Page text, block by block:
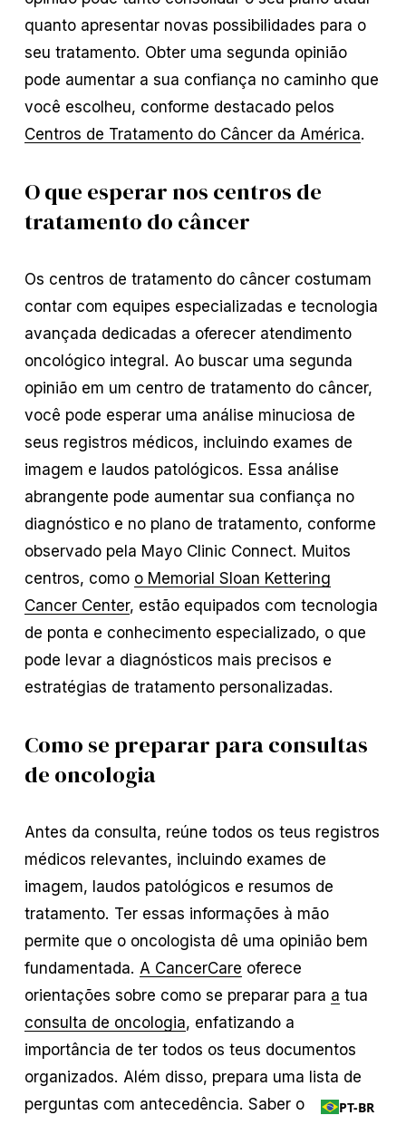
quanto apresentar novas possibilidades para o
seu tratamento. Obter uma segunda opinião
pode aumentar a sua confiança no caminho que
você escolheu, conforme destacado pelos
Centros de Tratamento do Câncer da América.
O que esperar nos centros de
tratamento do câncer
Os centros de tratamento do câncer costumam
contar com equipes especializadas e tecnologia
avançada dedicadas a oferecer atendimento
oncológico integral. Ao buscar uma segunda
opinião em um centro de tratamento do câncer,
você pode esperar uma análise minuciosa de
seus registros médicos, incluindo exames de
imagem e laudos patológicos. Essa análise
abrangente pode aumentar sua confiança no
diagnóstico e no plano de tratamento, conforme
observado pela Mayo Clinic Connect. Muitos
centros, como o Memorial Sloan Kettering
Cancer Center, estão equipados com tecnologia
de ponta e conhecimento especializado, o que
pode levar a diagnósticos mais precisos e
estratégias de tratamento personalizadas.
Como se preparar para consultas
de oncologia
Antes da consulta, reúne todos os teus registros
médicos relevantes, incluindo exames de
imagem, laudos patológicos e resumos de
tratamento. Ter essas informações à mão
permite que o oncologista dê uma opinião bem
fundamentada. A CancerCare oferece
orientações sobre como se preparar para a tua
consulta de oncologia, enfatizando a
importância de ter todos os teus documentos
organizados. Além disso, prepara uma lista de
perguntas com antecedência. Saber o quePT-BR